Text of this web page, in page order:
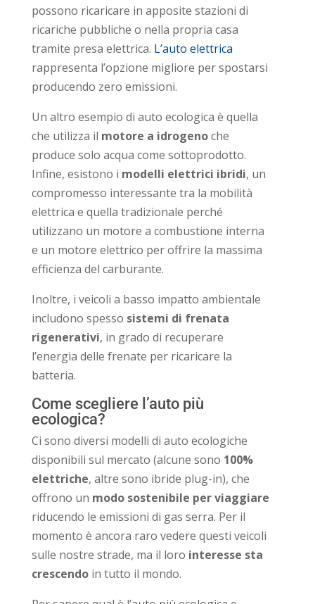
possono ricaricare in apposite stazioni di
ricariche pubbliche o nella propria casa
tramite presa elettrica. L’auto elettrica
rappresenta l’opzione migliore per spostarsi
producendo zero emissioni.
Un altro esempio di auto ecologica è quella
che utilizza il motore a idrogenoche
produce solo acqua come sottoprodotto.
Infine, esistono i modelli elettrici ibridi, un
compromesso interessante tra la mobilità
elettrica e quella tradizionale perché
utilizzano un motore a combustione interna
e un motore elettrico per offrire la massima
efficienza del carburante.
Inoltre, i veicoli a basso impatto ambientale
includono spesso sistemi di frenata
rigenerativi, in grado di recuperare
l’energia delle frenate per ricaricare la
batteria.
Come scegliere l’auto più
ecologica?
Ci sono diversi modelli di auto ecologiche
disponibili sul mercato (alcune sono 100%
elettriche, altre sono ibride plug-in), che
offrono un modo sostenibile per viaggiare
riducendo le emissioni di gas serra. Per il
momento è ancora raro vedere questi veicoli
sulle nostre strade, ma il loro interesse sta
crescendoin tutto il mondo.